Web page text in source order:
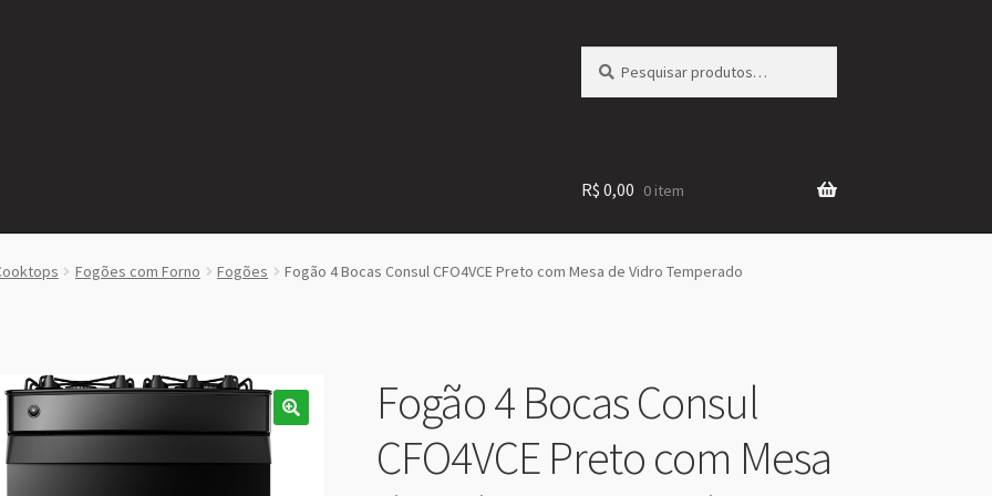
por:
R$ 0,00 0 item
Fogões com Forno Fogões Fogão 4 Bocas Consul CFO4VCE Preto com Mesa de Vidro Temperado
Fogão 4 Bocas Consul
CFO4VCE Preto com Mesa